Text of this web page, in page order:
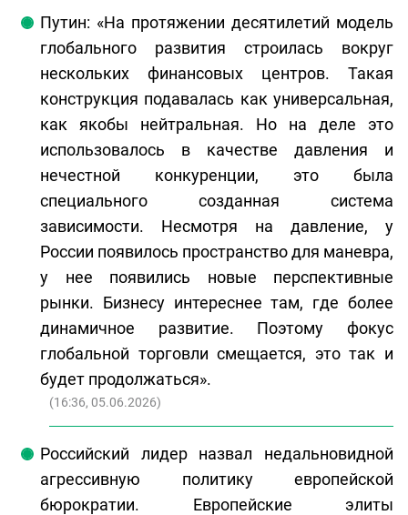
Путин: «На протяжении десятилетий модель
глобального развития строилась вокруг
нескольких финансовых центров. Такая
конструкция подавалась как универсальная,
как якобы нейтральная. Но на деле это
использовалось в качестве давления и
нечестной конкуренции, это была
специального созданная система
зависимости. Несмотря на давление, у
России появилось пространство для маневра,
у нее появились новые перспективные
рынки. Бизнесу интереснее там, где более
динамичное развитие. Поэтому фокус
глобальной торговли смещается, это так и
будет продолжаться».
(16:36, 05.06.2026)
Российский лидер назвал недальновидной
агрессивную политику европейской
бюрократии. Европейские элиты